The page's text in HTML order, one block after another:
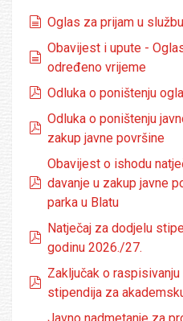
dokumenti
Oglas za prijam u
dokumenti
Obavijest i upute -
određeno vrijeme
pdf
Odluka o poništenju
pdf
Odluka o poništenju
zakup javne površine
pdf
Obavijest o ishodu
davanje u zakup javne
parka u Blatu
pdf
Natječaj za dodjelu
godinu 2026./27.
pdf
Zaključak o
stipendija za
Javno nadmetanje za